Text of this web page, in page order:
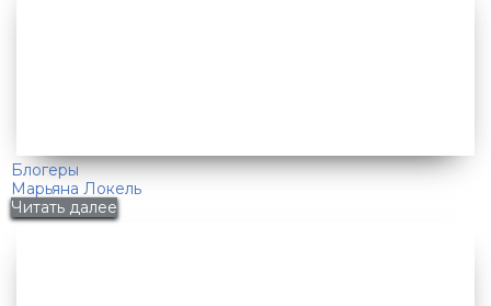
Блогеры
Марьяна Локель
Читать далее